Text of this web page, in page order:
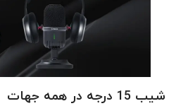
شیب 15 درجه در همه جهات